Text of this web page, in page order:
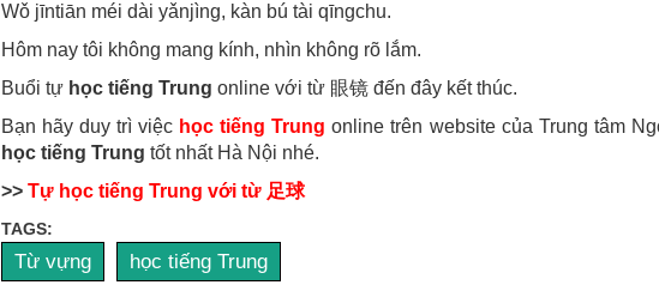
Wǒ jīntiān méi dài yǎnjìng, kàn bú tài qīngchu.
Hôm nay tôi không mang kính, nhìn không rõ lắm.
Buổi tự học tiếng Trung online với từ 眼镜 đến đây kết thúc.
Bạn hãy duy trì việc học tiếng Trung online trên website của Trung tâm
học tiếng Trung tốt nhất Hà Nội nhé.
>> Tự học tiếng Trung với từ 足球
TAGS:
Từ vựng học tiếng Trung